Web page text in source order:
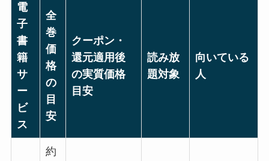
電
子
書
籍
サ
ー
ビ
ス
全
巻
価
格
の
目
安
クーポン・
還元適用後
の実質価格
目安
読み放
題対象
向いている
人
約